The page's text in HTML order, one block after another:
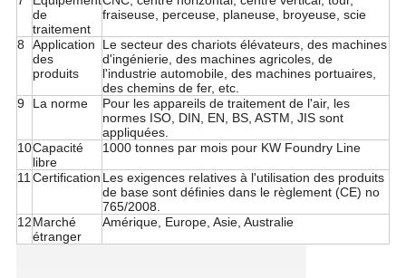
de
traitement
fraiseuse, perceuse, planeuse, broyeuse, scie
8
Application
des
produits
Le secteur des chariots élévateurs, des machines
d'ingénierie, des machines agricoles, de
l'industrie automobile, des machines portuaires,
des chemins de fer, etc.
9
La norme
Pour les appareils de traitement de l'air, les
normes ISO, DIN, EN, BS, ASTM, JIS sont
appliquées.
10Capacité
libre
1000 tonnes par mois pour KW Foundry Line
11Certification Les exigences relatives à l'utilisation des produits
de base sont définies dans le règlement (CE) no
765/2008.
12Marché
étranger
Amérique, Europe, Asie, Australie